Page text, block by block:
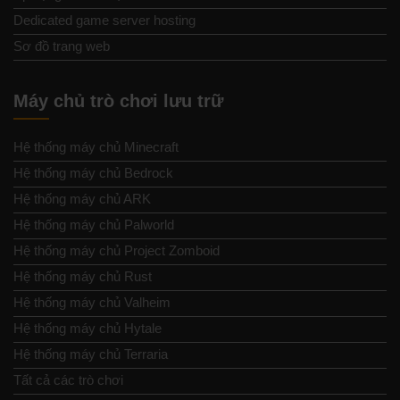
Dedicated game server hosting
Sơ đồ trang web
Máy chủ trò chơi lưu trữ
Hệ thống máy chủ Minecraft
Hệ thống máy chủ Bedrock
Hệ thống máy chủ ARK
Hệ thống máy chủ Palworld
Hệ thống máy chủ Project Zomboid
Hệ thống máy chủ Rust
Hệ thống máy chủ Valheim
Hệ thống máy chủ Hytale
Hệ thống máy chủ Terraria
Tất cả các trò chơi